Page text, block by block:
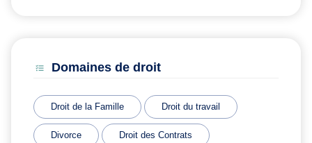
Domaines de droit
Droit de la Famille Droit du travail
Divorce Droit des Contrats